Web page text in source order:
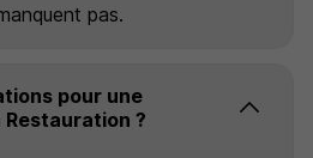
pas.
pour une
?